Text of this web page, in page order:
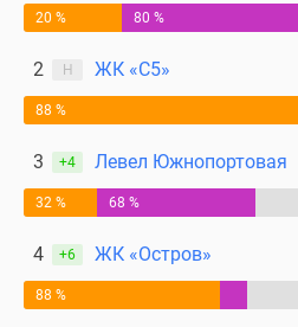
20 % 80 %
2 Н ЖК «С5»
88 %
3 +4 Левел Южнопортовая
32 % 68 %
4 +6 ЖК «Остров»
88 %